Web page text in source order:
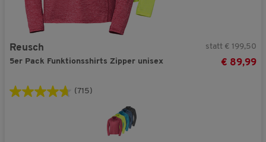
Reusch
5er Pack Funktionsshirts Zipper unisex
statt € 199,50
€ 89,99
(715)